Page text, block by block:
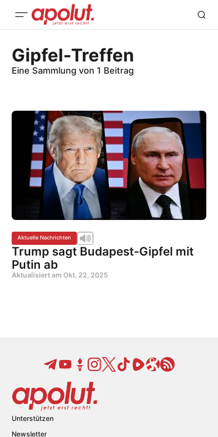
Gipfel-Treffen
Eine Sammlung von 1 Beitrag
Aktuelle Nachrichten
Trump sagt Budapest-Gipfel mit
Putin ab
Aktualisiert am Okt. 22, 2025
Unterstützen
Newsletter